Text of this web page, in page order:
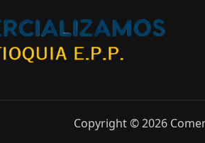
Copyright © 2026